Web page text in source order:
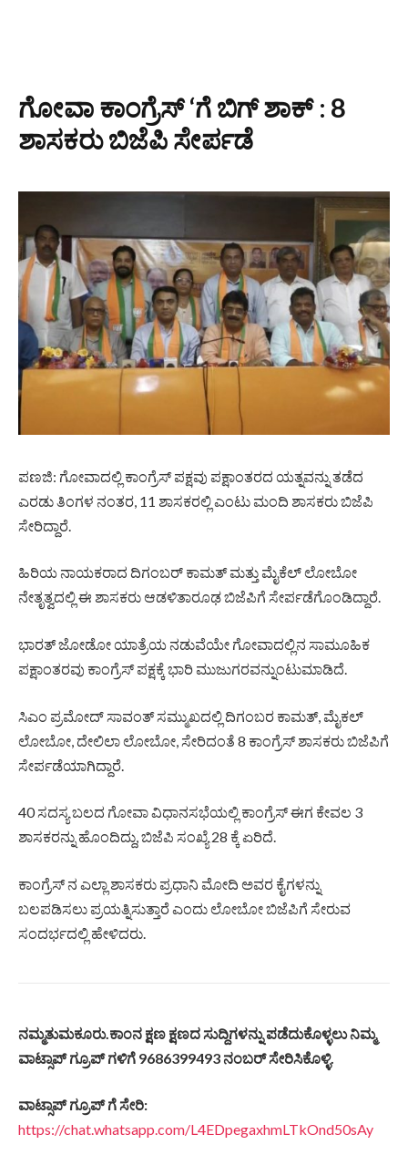
ಗೋವಾ ಕಾಂಗ್ರೆಸ್ ‘ಗೆ ಬಿಗ್ ಶಾಕ್ : 8
ಶಾಸಕರು ಬಿಜೆಪಿ ಸೇರ್ಪಡೆ
ಪಣಜಿ: ಗೋವಾದಲ್ಲಿ ಕಾಂಗ್ರೆಸ್ ಪಕ್ಷವು ಪಕ್ಷಾಂತರದ ಯತ್ನವನ್ನು ತಡೆದ
ಎರಡು ತಿಂಗಳ ನಂತರ, 11 ಶಾಸಕರಲ್ಲಿ ಎಂಟು ಮಂದಿ ಶಾಸಕರು ಬಿಜೆಪಿ
ಸೇರಿದ್ದಾರೆ.
ಹಿರಿಯ ನಾಯಕರಾದ ದಿಗಂಬರ್ ಕಾಮತ್ ಮತ್ತು ಮೈಕೆಲ್ ಲೋಬೋ
ನೇತೃತ್ವದಲ್ಲಿ ಈ ಶಾಸಕರು ಆಡಳಿತಾರೂಢ ಬಿಜೆಪಿಗೆ ಸೇರ್ಪಡೆಗೊಂಡಿದ್ದಾರೆ.
ಭಾರತ್ ಜೋಡೋ ಯಾತ್ರೆಯ ನಡುವೆಯೇ ಗೋವಾದಲ್ಲಿನ ಸಾಮೂಹಿಕ
ಪಕ್ಷಾಂತರವು ಕಾಂಗ್ರೆಸ್ ಪಕ್ಷಕ್ಕೆ ಭಾರಿ ಮುಜುಗರವನ್ನುಂಟುಮಾಡಿದೆ.
ಸಿಎಂ ಪ್ರಮೋದ್ ಸಾವಂತ್ ಸಮ್ಮುಖದಲ್ಲಿ ದಿಗಂಬರ ಕಾಮತ್, ಮೈಕಲ್
ಲೋಬೋ, ದೇಲಿಲಾ ಲೋಬೋ, ಸೇರಿದಂತೆ 8 ಕಾಂಗ್ರೆಸ್ ಶಾಸಕರು ಬಿಜೆಪಿಗೆ
ಸೇರ್ಪಡೆಯಾಗಿದ್ದಾರೆ.
40 ಸದಸ್ಯ ಬಲದ ಗೋವಾ ವಿಧಾನಸಭೆಯಲ್ಲಿ ಕಾಂಗ್ರೆಸ್ ಈಗ ಕೇವಲ 3
ಶಾಸಕರನ್ನು ಹೊಂದಿದ್ದು, ಬಿಜೆಪಿ ಸಂಖ್ಯೆ 28 ಕ್ಕೆ ಏರಿದೆ.
ಕಾಂಗ್ರೆಸ್ ನ ಎಲ್ಲಾ ಶಾಸಕರು ಪ್ರಧಾನಿ ಮೋದಿ ಅವರ ಕೈಗಳನ್ನು
ಬಲಪಡಿಸಲು ಪ್ರಯತ್ನಿಸುತ್ತಾರೆ ಎಂದು ಲೋಬೋ ಬಿಜೆಪಿಗೆ ಸೇರುವ
ಸಂದರ್ಭದಲ್ಲಿ ಹೇಳಿದರು.
ನಮ್ಮತುಮಕೂರು.ಕಾಂನ ಕ್ಷಣ ಕ್ಷಣದ ಸುದ್ದಿಗಳನ್ನು ಪಡೆದುಕೊಳ್ಳಲು ನಿಮ್ಮ
ವಾಟ್ಸಾಪ್ ಗ್ರೂಪ್ ಗಳಿಗೆ 9686399493 ನಂಬರ್ ಸೇರಿಸಿಕೊಳ್ಳಿ.
ವಾಟ್ಸಾಪ್ ಗ್ರೂಪ್ ಗೆ ಸೇರಿ:
https://chat.whatsapp.com/L4EDpegaxhmLTkOnd50sAy